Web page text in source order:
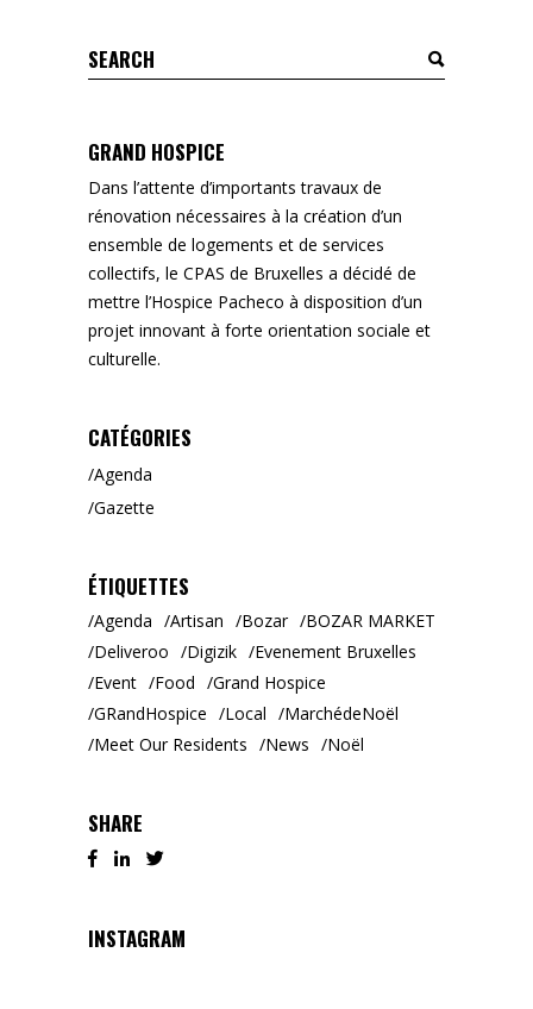
Search
for:
GRAND HOSPICE
Dans l’attente d’importants travaux de
rénovation nécessaires à la création d’un
ensemble de logements et de services
collectifs, le CPAS de Bruxelles a décidé de
mettre l’Hospice Pacheco à disposition d’un
projet innovant à forte orientation sociale et
culturelle.
CATÉGORIES
Agenda
Gazette
ÉTIQUETTES
Agenda Artisan Bozar
BOZAR MARKET
Deliveroo
Digizik
Evenement Bruxelles
Event
Food
Grand Hospice
GRandHospice
Local
MarchédeNoël
Meet Our Residents
News Noël
SHARE
INSTAGRAM